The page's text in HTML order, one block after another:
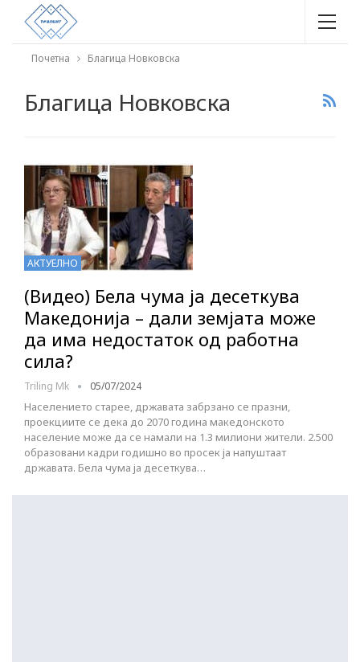
Почетна Благица Новковска
Благица Новковска
АКТУЕЛНО
(Видео) Бела чума ја десеткува
Македонија – дали земјата може
да има недостаток од работна
сила?
Triling Mk 05/07/2024
Населението старее, државата забрзано се празни,
проекциите се дека до 2070 година македонското
население може да се намали на 1.3 милиони жители. 2.500
образовани кадри годишно во просек ја напуштаат
државата. Бела чума ја десеткува…